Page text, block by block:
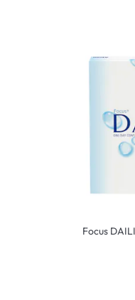
Focus